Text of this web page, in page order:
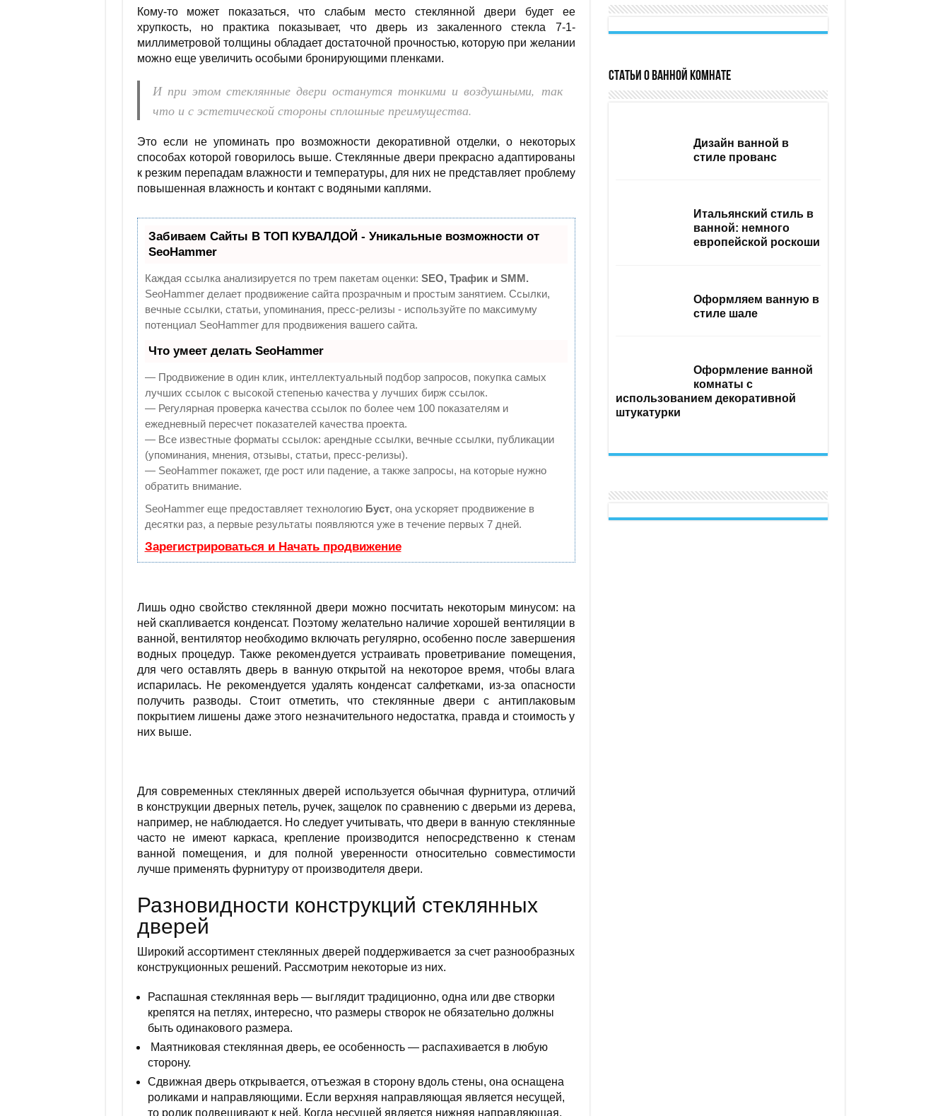
Кому-то может показаться, что слабым место стеклянной двери будет ее
хрупкость, но практика показывает, что дверь из закаленного стекла 7-1-
миллиметровой толщины обладает достаточной прочностью, которую при желании
можно еще увеличить особыми бронирующими пленками.
И при этом стеклянные двери останутся тонкими и воздушными, так
что и с эстетической стороны сплошные преимущества.
Это если не упоминать про возможности декоративной отделки, о некоторых
способах которой говорилось выше. Стеклянные двери прекрасно адаптированы
к резким перепадам влажности и температуры, для них не представляет проблему
повышенная влажность и контакт с водяными каплями.
Забиваем Сайты В ТОП КУВАЛДОЙ - Уникальные возможности от
SeoHammer
Каждая ссылка анализируется по трем пакетам оценки: SEO, Трафик и SMM.
SeoHammer делает продвижение сайта прозрачным и простым занятием. Ссылки,
вечные ссылки, статьи, упоминания, пресс-релизы - используйте по максимуму
потенциал SeoHammer для продвижения вашего сайта.
Что умеет делать SeoHammer
— Продвижение в один клик, интеллектуальный подбор запросов, покупка самых
лучших ссылок с высокой степенью качества у лучших бирж ссылок.
— Регулярная проверка качества ссылок по более чем 100 показателям и
ежедневный пересчет показателей качества проекта.
— Все известные форматы ссылок: арендные ссылки, вечные ссылки, публикации
(упоминания, мнения, отзывы, статьи, пресс-релизы).
— SeoHammer покажет, где рост или падение, а также запросы, на которые нужно
обратить внимание.
SeoHammer еще предоставляет технологию Буст, она ускоряет продвижение в
десятки раз, а первые результаты появляются уже в течение первых 7 дней.
Зарегистрироваться и Начать продвижение
Лишь одно свойство стеклянной двери можно посчитать некоторым минусом: на
ней скапливается конденсат. Поэтому желательно наличие хорошей вентиляции в
ванной, вентилятор необходимо включать регулярно, особенно после завершения
водных процедур. Также рекомендуется устраивать проветривание помещения,
для чего оставлять дверь в ванную открытой на некоторое время, чтобы влага
испарилась. Не рекомендуется удалять конденсат салфетками, из-за опасности
получить разводы. Стоит отметить, что стеклянные двери с антиплаковым
покрытием лишены даже этого незначительного недостатка, правда и стоимость у
них выше.
Для современных стеклянных дверей используется обычная фурнитура, отличий
в конструкции дверных петель, ручек, защелок по сравнению с дверьми из дерева,
например, не наблюдается. Но следует учитывать, что двери в ванную стеклянные
часто не имеют каркаса, крепление производится непосредственно к стенам
ванной помещения, и для полной уверенности относительно совместимости
лучше применять фурнитуру от производителя двери.
Разновидности конструкций стеклянных
дверей
Широкий ассортимент стеклянных дверей поддерживается за счет разнообразных
конструкционных решений. Рассмотрим некоторые из них.
Распашная стеклянная верь — выглядит традиционно, одна или две створки
крепятся на петлях, интересно, что размеры створок не обязательно должны
быть одинакового размера.
Маятниковая стеклянная дверь, ее особенность — распахивается в любую
сторону.
Сдвижная дверь открывается, отъезжая в сторону вдоль стены, она оснащена
роликами и направляющими. Если верхняя направляющая является несущей,
то ролик подвешивают к ней. Когда несущей является нижняя направляющая,
Статьи о ванной комнате
Дизайн ванной в
стиле прованс
Итальянский стиль в
ванной: немного
европейской роскоши
Оформляем ванную в
стиле шале
Оформление ванной
комнаты с
использованием декоративной
штукатурки